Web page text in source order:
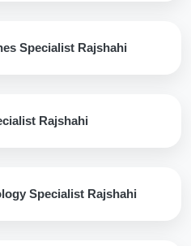
Specialist Rajshahi
Rajshahi
Specialist Rajshahi